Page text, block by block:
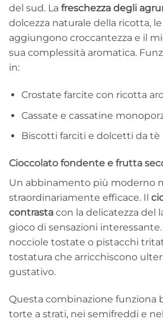
del sud. La freschezza degli
dolcezza naturale della ricotta,
aggiungono croccantezza e il
sua complessità aromatica.
in:
Crostate farcite con ricotta
Cassate e cassatine
Biscotti farciti e dolcetti da tè
Cioccolato fondente e frutta
Un abbinamento più moderno
straordinariamente efficace. Il
contrasta con la delicatezza del
gioco di sensazioni interessante.
nocciole tostate o pistacchi
tostatura che arricchiscono
gustativo.
Questa combinazione funziona
torte a strati, nei semifreddi e